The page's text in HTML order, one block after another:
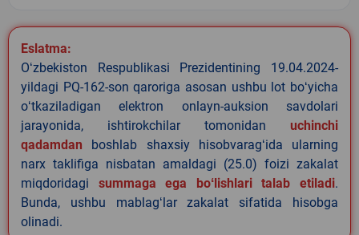
Eslatma:
Oʻzbekiston Respublikasi Prezidentining 19.04.2024-
yildagi PQ-162-son qaroriga asosan ushbu lot boʻyicha
oʻtkaziladigan elektron onlayn-auksion savdolari
jarayonida, ishtirokchilar tomonidan uchinchi
qadamdan boshlab shaxsiy hisobvaragʻida ularning
narx taklifiga nisbatan amaldagi (25.0) foizi zakalat
miqdoridagi summaga ega boʻlishlari talab etiladi.
Bunda, ushbu mablagʻlar zakalat sifatida hisobga
olinadi.